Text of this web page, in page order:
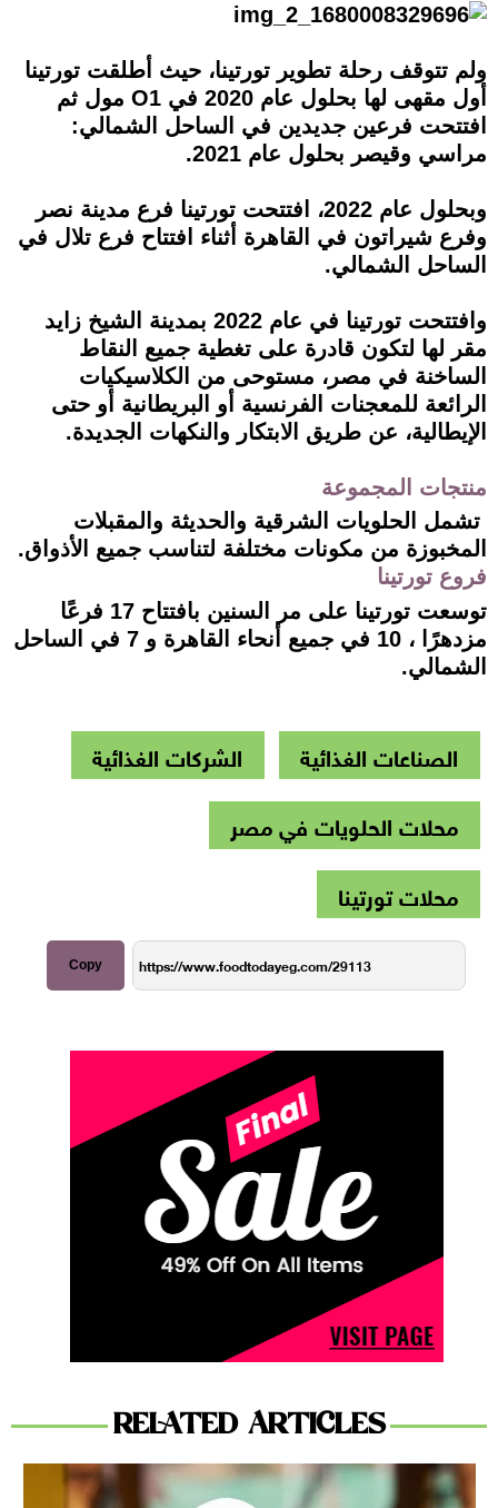
ولم تتوقف رحلة تطوير تورتينا، حيث أطلقت تورتينا
أول مقهى لها بحلول عام 2020 في O1 مول ثم
افتتحت فرعين جديدين في الساحل الشمالي:
مراسي وقيصر بحلول عام 2021.
وبحلول عام 2022، افتتحت تورتينا فرع مدينة نصر
وفرع شيراتون في القاهرة أثناء افتتاح فرع تلال في
الساحل الشمالي.
وافتتحت تورتينا في عام 2022 بمدينة الشيخ زايد
مقر لها لتكون قادرة على تغطية جميع النقاط
الساخنة في مصر، مستوحى من الكلاسيكيات
الرائعة للمعجنات الفرنسية أو البريطانية أو حتى
الإيطالية، عن طريق الابتكار والنكهات الجديدة.
منتجات المجموعة
تشمل الحلويات الشرقية والحديثة والمقبلات
المخبوزة من مكونات مختلفة لتناسب جميع الأذواق.
فروع تورتينا
توسعت تورتينا على مر السنين بافتتاح 17 فرعًا
مزدهرًا ، 10 في جميع أنحاء القاهرة و 7 في الساحل
الشمالي.
الصناعات الغذائية
الشركات الغذائية
محلات الحلويات في مصر
محلات تورتينا
Copy
RELATED ARTICLES